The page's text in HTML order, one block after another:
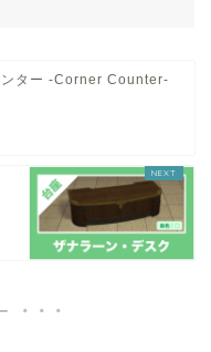
ンター -Corner Counter-